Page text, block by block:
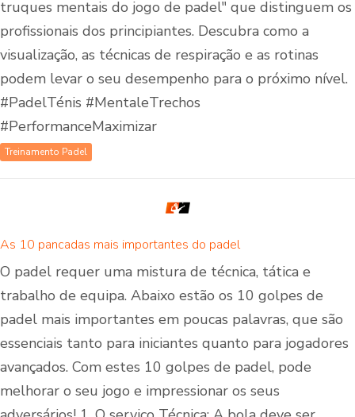
truques mentais do jogo de padel" que distinguem os
profissionais dos principiantes. Descubra como a
visualização, as técnicas de respiração e as rotinas
podem levar o seu desempenho para o próximo nível.
#PadelTénis #MentaleTrechos
#PerformanceMaximizar
Treinamento Padel
As 10 pancadas mais importantes do padel
O padel requer uma mistura de técnica, tática e
trabalho de equipa. Abaixo estão os 10 golpes de
padel mais importantes em poucas palavras, que são
essenciais tanto para iniciantes quanto para jogadores
avançados. Com estes 10 golpes de padel, pode
melhorar o seu jogo e impressionar os seus